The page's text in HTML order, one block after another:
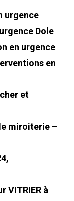
urgence
Dole
en urgence
en
et
miroiterie –
VITRIER à